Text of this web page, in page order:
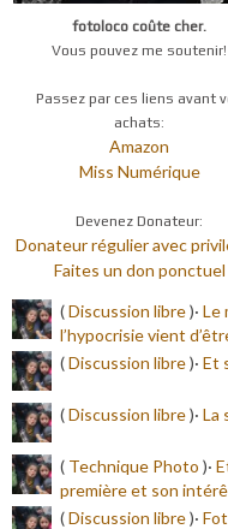
fotoloco coûte cher.
Vous pouvez me soutenir!
Passez par ces liens avant
achats:
Amazon
Miss Numérique
Devenez Donateur:
Donateur régulier avec
Faites un don ponctuel
(Discussion libre)· Le
l’hypocrisie vient
(Discussion libre)· Et
(Discussion libre)· La
( Technique Photo )·
première et son
(Discussion libre)·